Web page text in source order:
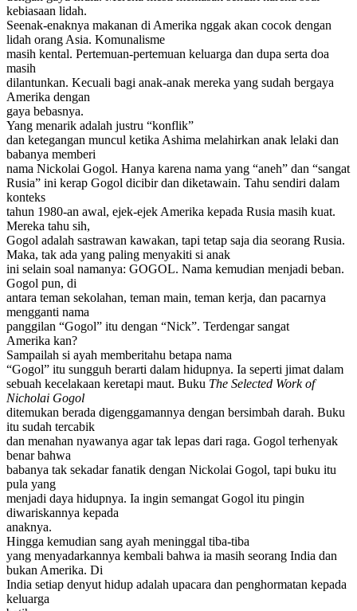
kebiasaan lidah.
Seenak-enaknya makanan di Amerika nggak akan cocok dengan
lidah orang Asia. Komunalisme
masih kental. Pertemuan-pertemuan keluarga dan dupa serta doa
masih
dilantunkan. Kecuali bagi anak-anak mereka yang sudah bergaya
Amerika dengan
gaya bebasnya.
Yang menarik adalah justru “konflik”
dan ketegangan muncul ketika Ashima melahirkan anak lelaki dan
babanya memberi
nama Nickolai Gogol. Hanya karena nama yang “aneh” dan “sangat
Rusia” ini kerap Gogol dicibir dan diketawain. Tahu sendiri dalam
konteks
tahun 1980-an awal, ejek-ejek Amerika kepada Rusia masih kuat.
Mereka tahu sih,
Gogol adalah sastrawan kawakan, tapi tetap saja dia seorang Rusia.
Maka, tak ada yang paling menyakiti si anak
ini selain soal namanya: GOGOL. Nama kemudian menjadi beban.
Gogol pun, di
antara teman sekolahan, teman main, teman kerja, dan pacarnya
mengganti nama
panggilan “Gogol” itu dengan “Nick”. Terdengar sangat
Amerika kan?
Sampailah si ayah memberitahu betapa nama
“Gogol” itu sungguh berarti dalam hidupnya. Ia seperti jimat dalam
sebuah kecelakaan keretapi maut. Buku The Selected Work of
Nicholai Gogol
ditemukan berada digenggamannya dengan bersimbah darah. Buku
itu sudah tercabik
dan menahan nyawanya agar tak lepas dari raga. Gogol terhenyak
benar bahwa
babanya tak sekadar fanatik dengan Nickolai Gogol, tapi buku itu
pula yang
menjadi daya hidupnya. Ia ingin semangat Gogol itu pingin
diwariskannya kepada
anaknya.
Hingga kemudian sang ayah meninggal tiba-tiba
yang menyadarkannya kembali bahwa ia masih seorang India dan
bukan Amerika. Di
India setiap denyut hidup adalah upacara dan penghormatan kepada
keluarga